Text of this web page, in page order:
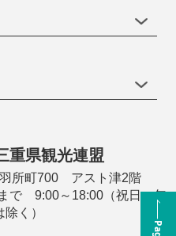
重県観光連盟
所町700 アスト津2階
で 9:00～18:00（祝日・年
く）